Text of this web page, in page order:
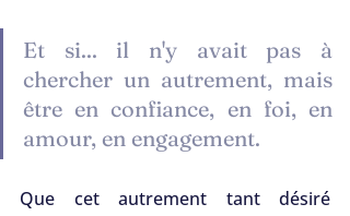
Et si... il n'y avait pas à
chercher un autrement, mais
être en confiance, en foi, en
amour, en engagement.
Que cet autrement tant désiré